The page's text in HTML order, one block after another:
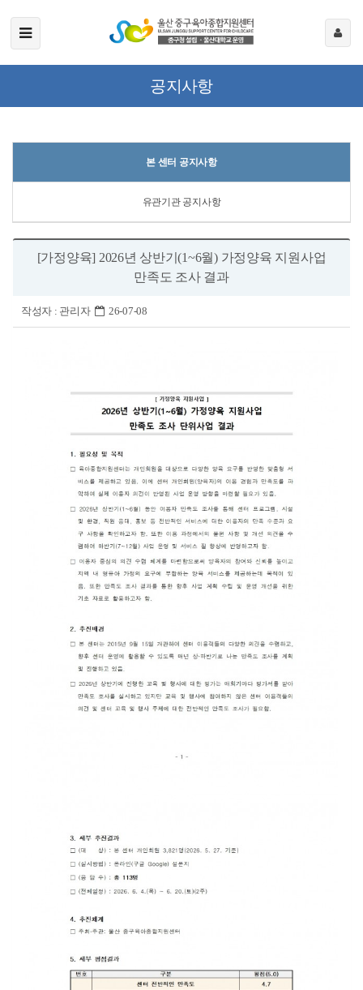
공지사항
본 센터 공지사항
유관기관 공지사항
[가정양육] 2026년 상반기(1~6월) 가정양육 지원사업
만족도 조사 결과
작성자 : 관리자 26-07-08